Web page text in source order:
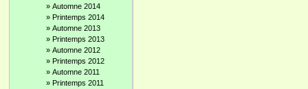
» Automne 2014
» Printemps 2014
» Automne 2013
» Printemps 2013
» Automne 2012
» Printemps 2012
» Automne 2011
» Printemps 2011